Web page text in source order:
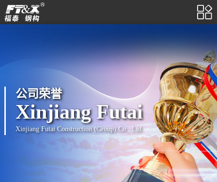

公司荣誉
Xinjiang Futai
Xinjiang Futai Construction (Group) Co., Ltd